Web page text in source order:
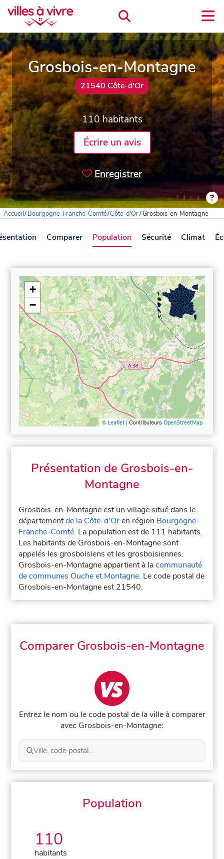
Grosbois-en-Montagne
21540 Côte-d'Or
110 habitants
Écrire un avis
Enregistrer
Accueil/Bourgogne-Franche-Comté/Côte-d'Or/Grosbois-en-Montagne
Comparer Population Sécurité Climat
+
−
© Leaflet| Contributeurs OpenStreetMap
Présentation de Grosbois-en-
Montagne
Grosbois-en-Montagne est un village situé dans le
départementde la Côte-d'Oren région Bourgogne-
Franche-Comté. La population est de 111 habitants.
Les habitants de Grosbois-en-Montagne sont
appelés les grosboisiens et les grosboisiennes.
Grosbois-en-Montagne appartient à lacommunauté
de communes Ouche et Montagne. Le code postal de
Grosbois-en-Montagne est 21540.
Comparer Grosbois-en-Montagne
Entrez le nom ou le code postal de la ville à comparer
avec Grosbois-en-Montagne:
Ville, code postal...
Population
110
habitants